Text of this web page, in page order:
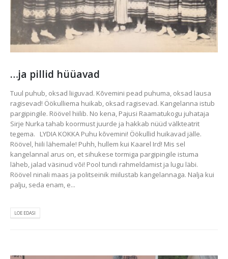
…ja pillid hüüavad
Tuul puhub, oksad liiguvad. Kõvemini pead puhuma, oksad lausa
ragisevad! Öökulliema huikab, oksad ragisevad. Kangelanna istub
pargipingile. Röövel hiilib. No kena, Pajusi Raamatukogu juhataja
Sirje Nurka tahab koormust juurde ja hakkab nüüd välkteatrit
tegema. LYDIA KOKKA Puhu kõvemini! Öökullid huikavad jälle.
Röövel, hiili lähemale! Puhh, hullem kui Kaarel Ird! Mis sel
kangelannal arus on, et sihukese tormiga pargipingile istuma
läheb, jalad väsinud või! Pool tundi rahmeldamist ja lugu läbi.
Röövel ninali maas ja politseinik miilustab kangelannaga. Nalja kui
palju, seda enam, e...
LOE EDASI